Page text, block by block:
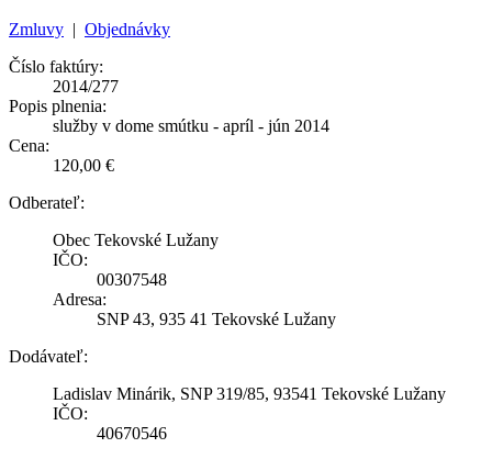
Zmluvy | Objednávky
Číslo faktúry:
2014/277
Popis plnenia:
služby v dome smútku - apríl - jún 2014
Cena:
120,00 €
Odberateľ:
Obec Tekovské Lužany
IČO:
00307548
Adresa:
SNP 43, 935 41 Tekovské Lužany
Dodávateľ:
Ladislav Minárik, SNP 319/85, 93541 Tekovské Lužany
IČO:
40670546